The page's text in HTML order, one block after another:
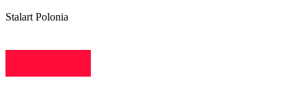
Stalart Polonia